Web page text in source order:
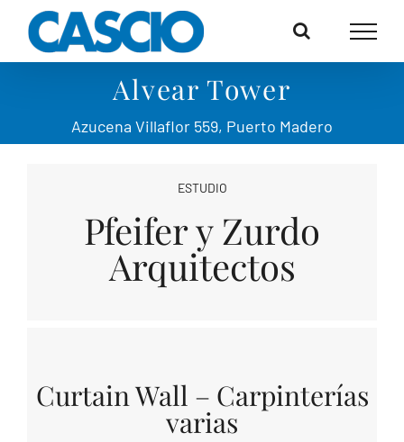
Saltar
contenido
Alvear Tower
Azucena Villaflor 559, Puerto Madero
ESTUDIO
Pfeifer y Zurdo
Arquitectos
Curtain Wall – Carpinterías
varias